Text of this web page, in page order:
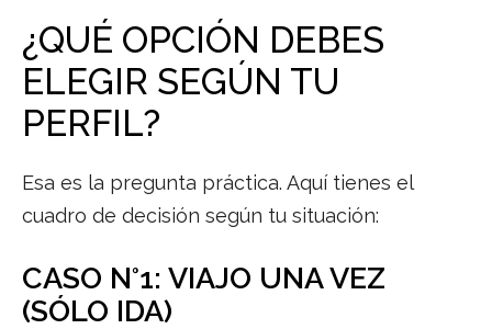
¿QUÉ OPCIÓN DEBES
ELEGIR SEGÚN TU
PERFIL?
Esa es la pregunta práctica. Aquí tienes el
cuadro de decisión según tu situación:
CASO N°1: VIAJO UNA VEZ
(SÓLO IDA)